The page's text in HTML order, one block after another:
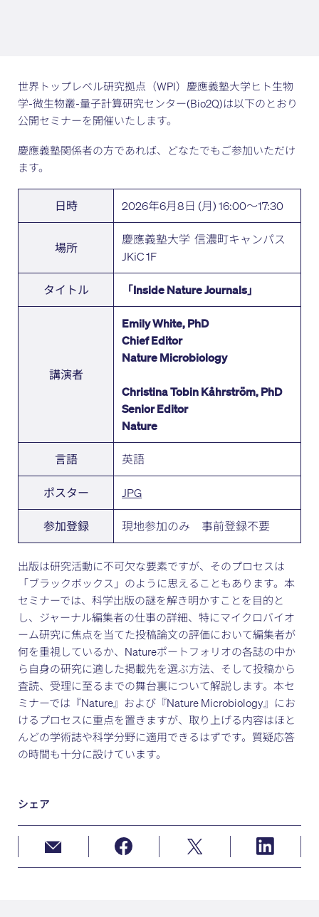
世界トップレベル研究拠点（WPI）慶應義塾大学ヒト生物
学-微生物叢-量子計算研究センター(Bio2Q)は以下のとおり
公開セミナーを開催いたします。
慶應義塾関係者の方であれば、どなたでもご参加いただけ
ます。
日時 2026年6月8日 (月) 16:00～17:30
場所
慶應義塾大学 信濃町キャンパス
JKiC 1F
タイトル 「Inside Nature Journals」
講演者
Emily White, PhD
Chief Editor
Nature Microbiology
Christina Tobin Kåhrström, PhD
Senior Editor
Nature
言語 英語
ポスター JPG
参加登録 現地参加のみ 事前登録不要
出版は研究活動に不可欠な要素ですが、そのプロセスは
「ブラックボックス」のように思えることもあります。本
セミナーでは、科学出版の謎を解き明かすことを目的と
し、ジャーナル編集者の仕事の詳細、特にマイクロバイオ
ーム研究に焦点を当てた投稿論文の評価において編集者が
何を重視しているか、Natureポートフォリオの各誌の中か
ら自身の研究に適した掲載先を選ぶ方法、そして投稿から
査読、受理に至るまでの舞台裏について解説します。本セ
ミナーでは『Nature』および『Nature Microbiology』にお
けるプロセスに重点を置きますが、取り上げる内容はほと
んどの学術誌や科学分野に適用できるはずです。質疑応答
の時間も十分に設けています。
シェア